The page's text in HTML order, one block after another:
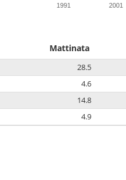
1991 2001
Mattinata
28.5
4.6
14.8
4.9